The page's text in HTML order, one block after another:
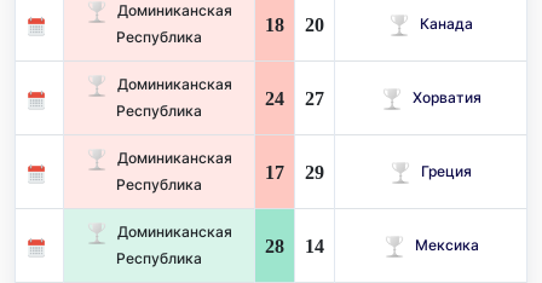
Доминиканская
Республика
18 20 Канада
Доминиканская
Республика
24 27 Хорватия
Доминиканская
Республика
17 29 Греция
Доминиканская
Республика
28 14 Мексика